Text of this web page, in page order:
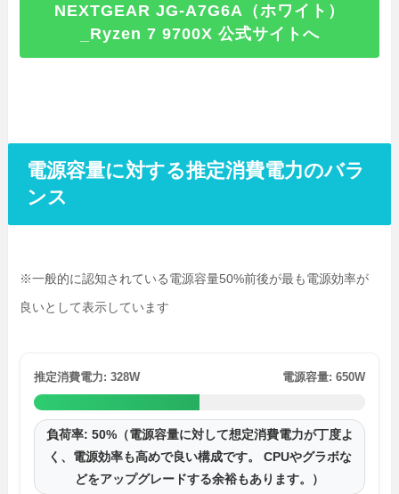
NEXTGEAR JG-A7G6A（ホワイト）
_Ryzen 7 9700X 公式サイトへ
電源容量に対する推定消費電力のバラ
ンス
※一般的に認知されている電源容量50%前後が最も電源効率が
良いとして表示しています
推定消費電力: 328W 電源容量: 650W
負荷率: 50%（電源容量に対して想定消費電力が丁度よ
く、電源効率も高めで良い構成です。 CPUやグラボな
どをアップグレードする余裕もあります。）